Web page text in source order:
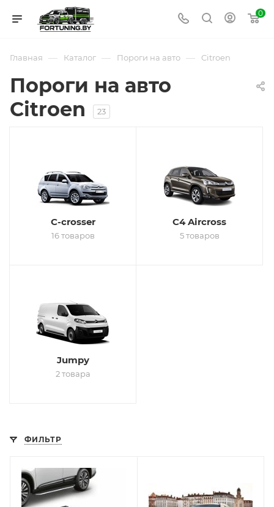
0
Главная — Каталог — Пороги на авто — Citroen
Пороги на авто
Citroen
23
C-crosser
16 товаров
C4 Aircross
5 товаров
Jumpy
2 товара
ФИЛЬТР